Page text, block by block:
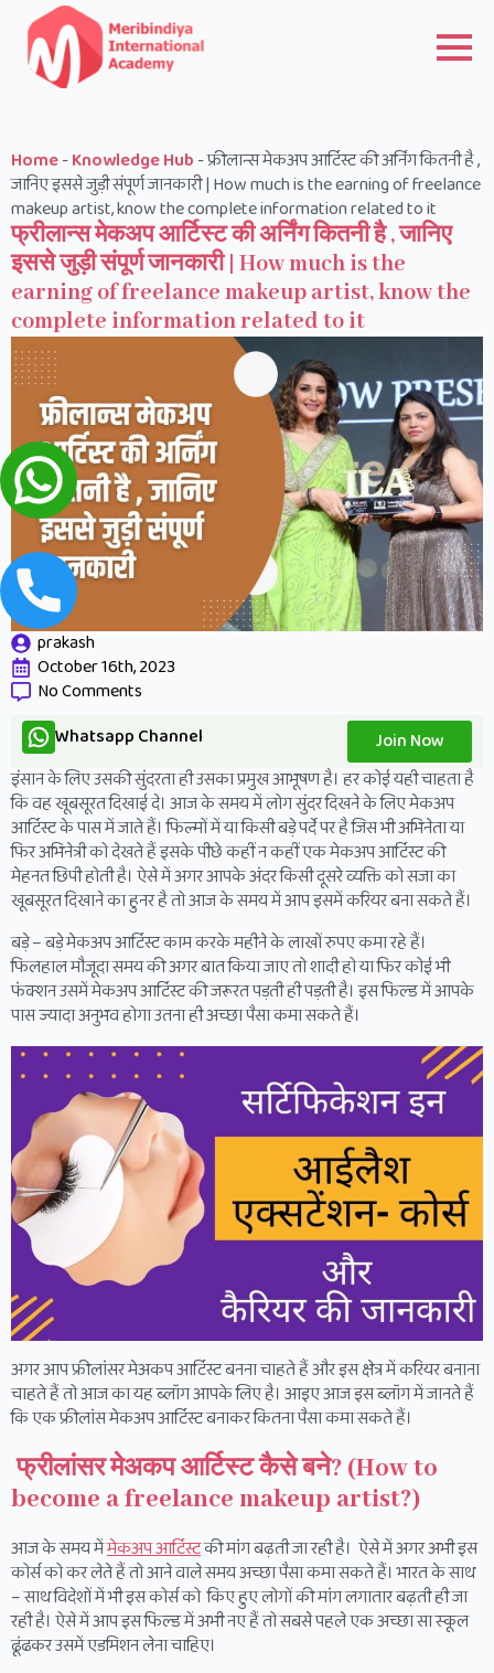
Home-Knowledge Hub -फ्रीलान्स मेकअप आर्टिस्ट की अर्निंग कितनी है ,
जानिए इससे जुड़ी संपूर्ण जानकारी | How much is the earning of freelance
makeup artist, know the complete information related to it
फ्रीलान्स मेकअप आर्टिस्ट की अर्निंग कितनी है , जानिए
इससे जुड़ी संपूर्ण जानकारी | How much is the
earning of freelance makeup artist, know the
complete information related to it
prakash
October 16th, 2023
No Comments
Whatsapp Channel
Join Now
इंसान के लिए उसकी सुंदरता ही उसका प्रमुख आभूषण है। हर कोई यही चाहता है
कि वह खूबसूरत दिखाई दे। आज के समय में लोग सुंदर दिखने के लिए मेकअप
आर्टिस्ट के पास में जाते हैं। फिल्मों में या किसी बड़े पर्दे पर है जिस भी अभिनेता या
फिर अभिनेत्री को देखते हैं इसके पीछे कहीं न कहीं एक मेकअप आर्टिस्ट की
मेहनत छिपी होती है। ऐसे में अगर आपके अंदर किसी दूसरे व्यक्ति को सजा का
खूबसूरत दिखाने का हुनर है तो आज के समय में आप इसमें करियर बना सकते हैं।
बड़े – बड़े मेकअप आर्टिस्ट काम करके महीने के लाखों रुपए कमा रहे हैं।
फिलहाल मौजूदा समय की अगर बात किया जाए तो शादी हो या फिर कोई भी
फंक्शन उसमें मेकअप आर्टिस्ट की जरूरत पड़ती ही पड़ती है। इस फिल्ड में आपके
पास ज्यादा अनुभव होगा उतना ही अच्छा पैसा कमा सकते हैं।
अगर आप फ्रीलांसर मेअकप आर्टिस्ट बनना चाहते हैं और इस क्षेत्र में करियर बनाना
चाहते हैं तो आज का यह ब्लॉग आपके लिए है। आइए आज इस ब्लॉग में जानते हैं
कि एक फ्रीलांस मेकअप आर्टिस्ट बनाकर कितना पैसा कमा सकते हैं।
फ्रीलांसर मेअकप आर्टिस्ट कैसे बने? (How to
become a freelance makeup artist?)
आज के समय मेंमेकअप आर्टिस्टकी मांग बढ़ती जा रही है। ऐसे में अगर अभी इस
कोर्स को कर लेते हैं तो आने वाले समय अच्छा पैसा कमा सकते हैं। भारत के साथ
– साथ विदेशों में भी इस कोर्स को किए हुए लोगों की मांग लगातार बढ़ती ही जा
रही है। ऐसे में आप इस फिल्ड में अभी नए हैं तो सबसे पहले एक अच्छा सा स्कूल
ढूंढकर उसमें एडमिशन लेना चाहिए।